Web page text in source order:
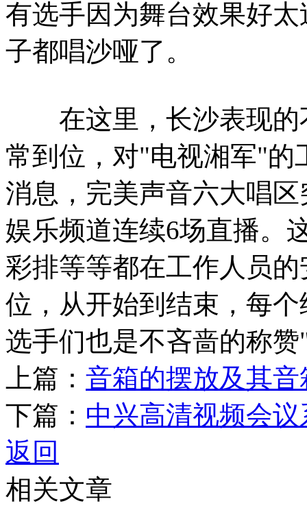
有选手因为舞台效果好
子都唱沙哑了。
在这里，长沙表现的
常到位，对"电视湘军"的
消息，完美声音六大唱
娱乐频道连续6场直播。
彩排等等都在工作人员
位，从开始到结束，每
选手们也是不吝啬的称
上篇： 音箱的摆放及其
下篇： 中兴高清视频会
返回
相关文章